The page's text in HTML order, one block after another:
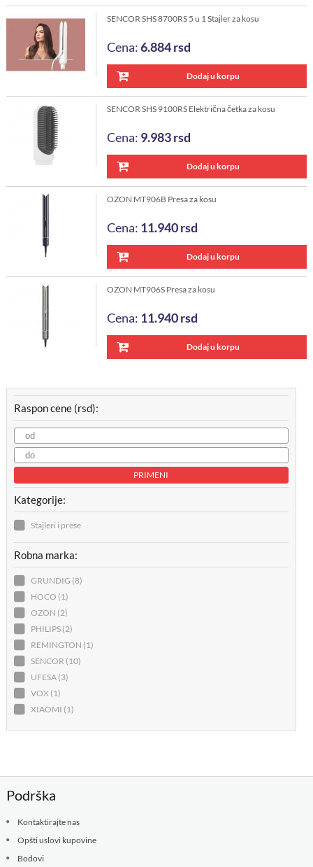
SENCOR SHS 8700RS 5 u 1 Stajler za kosu
Cena:6.884rsd
Dodaj u korpu
SENCOR SHS 9100RS Električna četka za kosu
Cena: 9.983rsd
Dodaj u korpu
OZON MT906B Presa za kosu
Cena: 11.940rsd
Dodaj u korpu
OZON MT906S Presa za kosu
Cena: 11.940rsd
Dodaj u korpu
Raspon cene (rsd):
PRIMENI
Kategorije:
Stajleri i prese
Robna marka:
GRUNDIG (8)
HOCO (1)
OZON (2)
PHILIPS (2)
REMINGTON (1)
SENCOR (10)
UFESA (3)
VOX (1)
XIAOMI (1)
Podrška
Kontaktirajte nas
Opšti uslovi kupovine
Bodovi